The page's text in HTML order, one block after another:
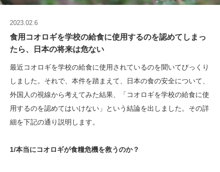
2023.02.6
食用コオロギを学校の給食に使用するのを認めてしまっ
たら、日本の将来は危ない
最近コオロギを学校の給食に使用されているのを聞いてびっくり
しました。それで、本件を踏まえて、日本の食の安全について、
外国人の視線から考えてみた結果、「コオロギを学校の給食に使
用するのを認めてはいけない」という結論を出しました。その詳
細を下記の通り説明します。
1/本当にコオロギが食糧危機を救うのか？